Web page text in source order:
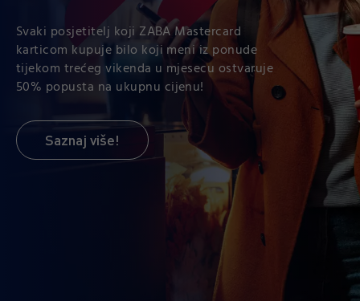
Svaki posjetitelj koji ZABA Mastercard
karticom kupuje bilo koji meni iz ponude
tijekom trećeg vikenda u mjesecu ostvaruje
50% popusta na ukupnu cijenu!
Saznaj više!